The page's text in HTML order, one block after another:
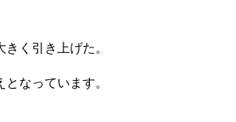
く引き上げた。
なっています。